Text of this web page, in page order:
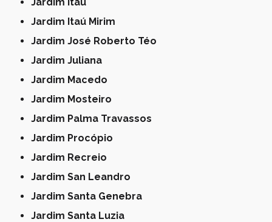
Jardim Itaú Mirim
Jardim José Roberto Téo
Jardim Juliana
Jardim Macedo
Jardim Mosteiro
Jardim Palma Travassos
Jardim Procópio
Jardim Recreio
Jardim San Leandro
Jardim Santa Genebra
Jardim Santa Luzia